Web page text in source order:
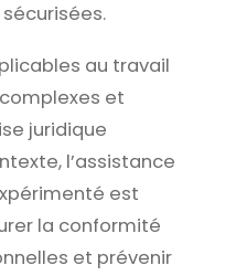
au travail
et
juridique
l’assistance
est
la conformité
et prévenir